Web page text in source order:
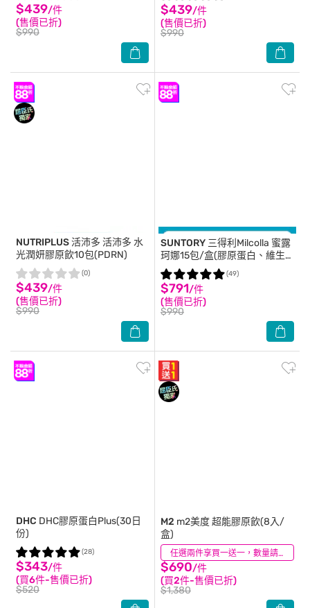
$439/件
(售價已折)
$990
$439/件
(售價已折)
$990
NUTRIPLUS 活沛多 活沛多 水
光潤妍膠原飲10包(PDRN)
$439/件
(售價已折)
$990
(0)
SUNTORY 三得利Milcolla 蜜露
珂娜15包/盒(膠原蛋白、維生
素C、牛乳賽洛美、蛋白聚醣)
$791/件
(售價已折)
$990
(49)
DHC DHC膠原蛋白Plus(30日
份)
$343/件
(買6件-售價已折)
$520
(28) 任選兩件享買一送一，數量請選2件
M2 m2美度 超能膠原飲(8入/
盒)
$690/件
(買2件-售價已折)
$1,380
(142)